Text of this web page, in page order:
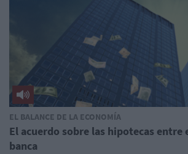
EL BALANCE DE LA ECONOMÍA
El acuerdo sobre las hipotecas entre
banca